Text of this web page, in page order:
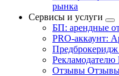
рынка
Сервисы и услуги
БП: арендные
PRO-аккаунт:
Предброкеридж
Рекламодателю
Отзывы